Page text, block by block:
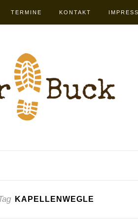
TERMINE KONTAKT
KAPELLENWEGLE